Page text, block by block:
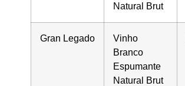
Natural Brut
Gran Legado
Vinho
Branco
Espumante
Natural Brut